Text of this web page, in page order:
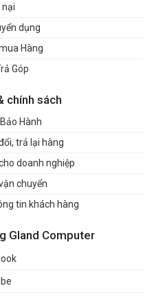
nại
dụng
Hàng
Góp
chính sách
Hành
trả lại hàng
doanh nghiệp
chuyển
tin khách hàng
Gland Computer